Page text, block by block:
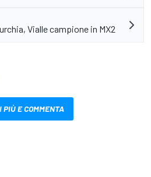
Vialle campione in MX2
PIÙ E COMMENTA